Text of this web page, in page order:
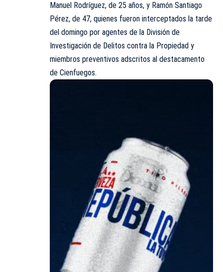
Manuel Rodríguez, de 25 años, y Ramón Santiago
Pérez, de 47, quienes fueron interceptados la tarde
del domingo por agentes de la División de
Investigación de Delitos contra la Propiedad y
miembros preventivos adscritos al destacamento
de Cienfuegos.